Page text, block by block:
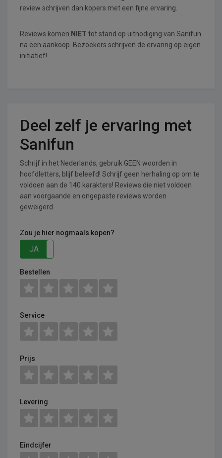
review schrijven dan kopers met een fijne ervaring.
Reviews komen NIET tot stand op uitnodiging van Sanifun
na een aankoop. Bezoekers schrijven de ervaring op eigen
initiatief!
Deel zelf je ervaring met
Sanifun
Schrijf in het Nederlands, gebruik GEEN woorden in
hoofdletters, blijf beleefd! Schrijf geen herhaling op om te
voldoen aan de 140 karakters! Reviews die niet voldoen
aan voorgaande en ongepaste reviews worden
geweigerd.
Zou je hier nogmaals kopen?
JA
Bestellen
Service
Prijs
Levering
Eindcijfer